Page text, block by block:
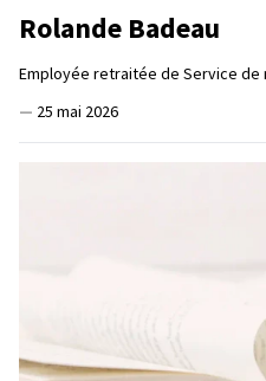
Rolande Badeau
Employée retraitée de Service de
— 25 mai 2026